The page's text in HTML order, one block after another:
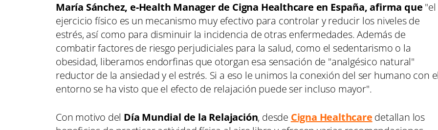
María Sánchez, e-Health Manager de Cigna Healthcare en España, afirma que "el
ejercicio físico es un mecanismo muy efectivo para controlar y reducir los niveles de
estrés, así como para disminuir la incidencia de otras enfermedades. Además de
combatir factores de riesgo perjudiciales para la salud, como el sedentarismo o la
obesidad, liberamos endorfinas que otorgan esa sensación de "analgésico natural"
reductor de la ansiedad y el estrés. Si a eso le unimos la conexión del ser humano con el
entorno se ha visto que el efecto de relajación puede ser incluso mayor".
Con motivo del Día Mundial de la Relajación, desde Cigna Healthcare detallan los